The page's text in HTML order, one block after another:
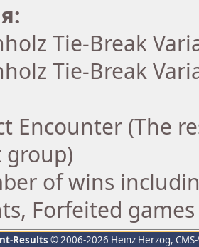
Tie-Break
Tie-Break
Encounter (The
group)
of wins
Forfeited
Results © 2006-2026 Heinz Herzog,